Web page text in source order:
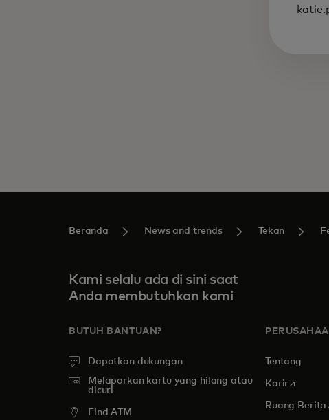
Beranda News and trends Tekan
Kami selalu ada di sini saat
Anda membutuhkan kami
BUTUH BANTUAN?
Dapatkan dukungan
Melaporkan kartu yang hilang atau
dicuri
Find ATM
Tentang
Kariropens in
Ruang Berita